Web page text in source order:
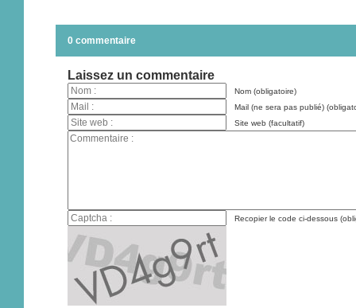
0 commentaire
Laissez un commentaire
Nom (obligatoire)
Mail (ne sera pas publié)
Site web (facultatif)
Recopier le code ci-dessous